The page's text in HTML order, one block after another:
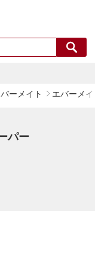
ーメイト エバーメ
パー